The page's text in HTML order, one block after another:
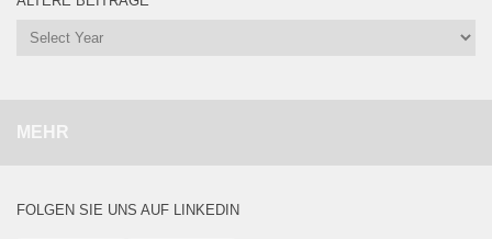
MEHR
FOLGEN SIE UNS AUF LINKEDIN